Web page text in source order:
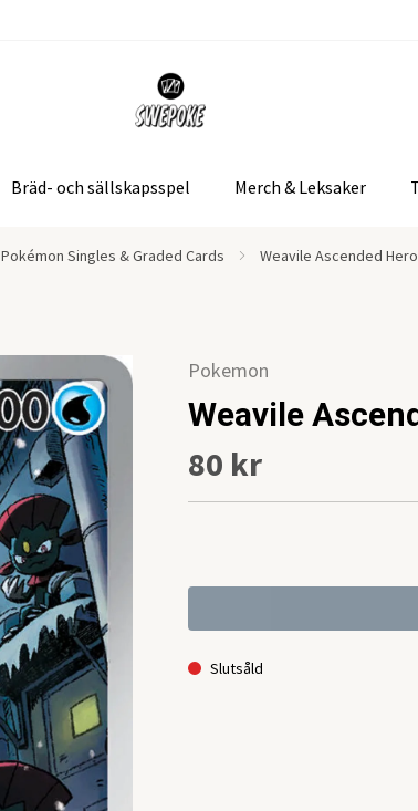
Bräd- och sällskapsspel Merch & Leksaker
Pokémon Singles & Graded Cards Weavile Ascended
Pokemon
Weavile
80 kr
Slutsåld